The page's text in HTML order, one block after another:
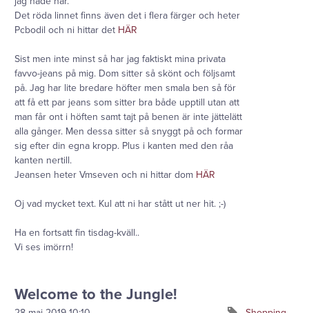
Det röda linnet finns även det i flera färger och heter
Pcbodil och ni hittar det HÄR
Sist men inte minst så har jag faktiskt mina privata
favvo-jeans på mig. Dom sitter så skönt och följsamt
på. Jag har lite bredare höfter men smala ben så för
att få ett par jeans som sitter bra både upptill utan att
man får ont i höften samt tajt på benen är inte jättelätt
alla gånger. Men dessa sitter så snyggt på och formar
sig efter din egna kropp. Plus i kanten med den råa
kanten nertill.
Jeansen heter Vmseven och ni hittar dom HÄR
Oj vad mycket text. Kul att ni har stått ut ner hit. ;-)
Ha en fortsatt fin tisdag-kväll..
Vi ses imörrn!
Welcome to the Jungle!